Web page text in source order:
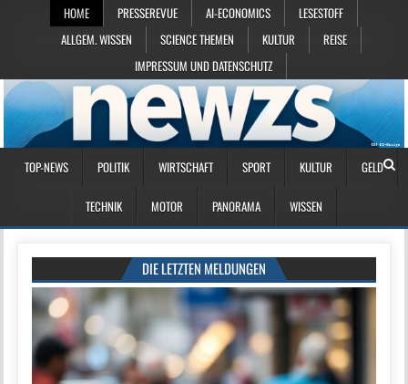
HOME PRESSEREVUE AI-ECONOMICS
LESESTOFF
ALLGEM. WISSEN
SCIENCE THEMEN KULTUR
REISE
IMPRESSUM UND DATENSCHUTZ
TOP-NEWS POLITIK WIRTSCHAFT SPORT KULTUR GELD
TECHNIK MOTOR PANORAMA WISSEN
DIE LETZTEN MELDUNGEN